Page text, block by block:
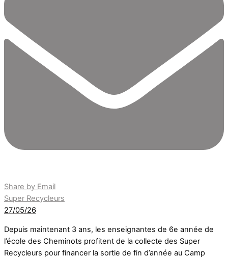
Share by Email
Super Recycleurs
27/05/26
Depuis maintenant 3 ans, les enseignantes de 6e année de
l’école des Cheminots profitent de la collecte des Super
Recycleurs pour financer la sortie de fin d’année au Camp